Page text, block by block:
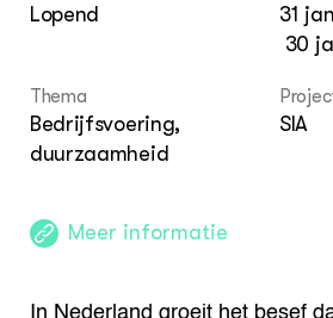
Lopend 31
30
Thema
Bedrijfsvoering,
duurzaamheid
SIA
Meer informatie
In Nederland groeit het besef